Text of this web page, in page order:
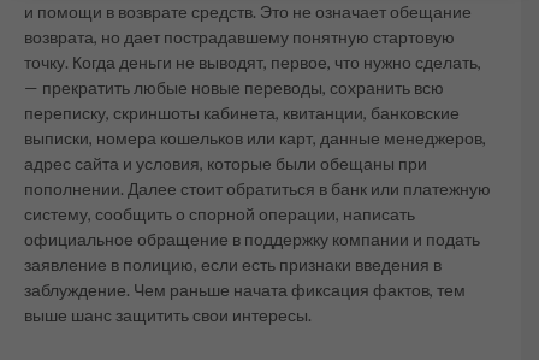
и помощи в возврате средств. Это не означает обещание
возврата, но дает пострадавшему понятную стартовую
точку. Когда деньги не выводят, первое, что нужно сделать,
— прекратить любые новые переводы, сохранить всю
переписку, скриншоты кабинета, квитанции, банковские
выписки, номера кошельков или карт, данные менеджеров,
адрес сайта и условия, которые были обещаны при
пополнении. Далее стоит обратиться в банк или платежную
систему, сообщить о спорной операции, написать
официальное обращение в поддержку компании и подать
заявление в полицию, если есть признаки введения в
заблуждение. Чем раньше начата фиксация фактов, тем
выше шанс защитить свои интересы.